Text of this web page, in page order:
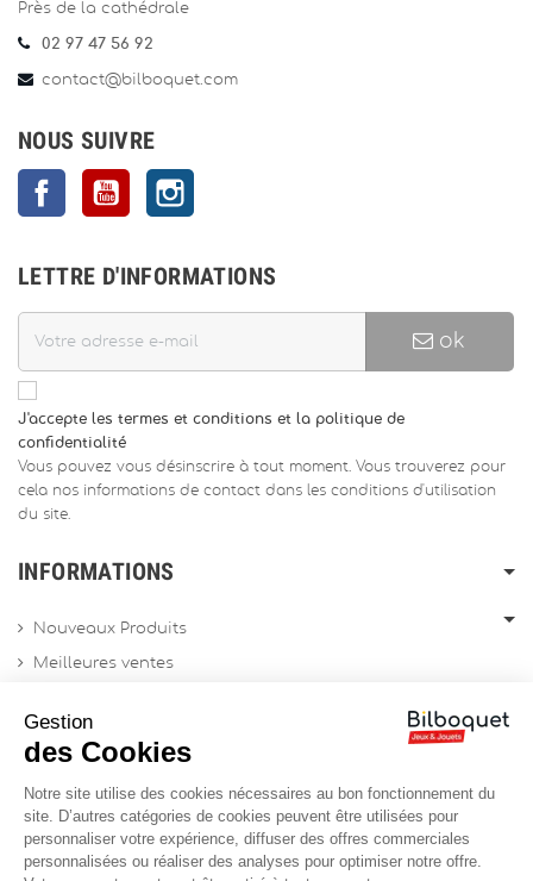
Près de la cathédrale
02 97 47 56 92
contact@bilboquet.com
NOUS SUIVRE
FacebookYouTube
LETTRE D'INFORMATIONS
ok
J'accepte les termes et conditions et la politique de
confidentialité
Vous pouvez vous désinscrire à tout moment. Vous trouverez pour
cela nos informations de contact dans les conditions d'utilisation
du site.
INFORMATIONS
Nouveaux Produits
Meilleures ventes
Archives produits
Contactez-nous
Sitemap
Gestion
des Cookies
Notre site utilise des cookies nécessaires au bon fonctionnement du
site. D’autres catégories de cookies peuvent être utilisées pour
personnaliser votre expérience, diffuser des offres commerciales
personnalisées ou réaliser des analyses pour optimiser notre offre.